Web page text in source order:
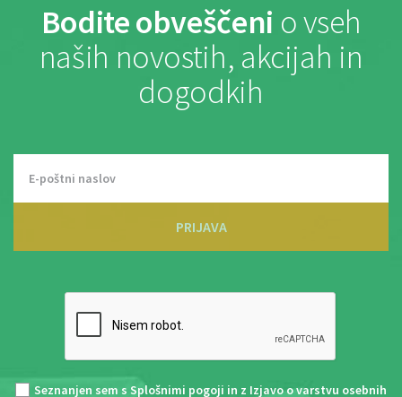
Bodite obveščeni o vseh
naših novostih, akcijah in
dogodkih
PRIJAVA
Seznanjen sem s Splošnimi pogoji in z Izjavo o varstvu osebnih